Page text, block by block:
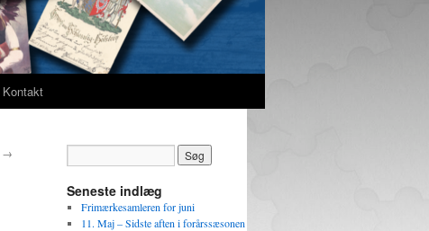
Kontakt
→
Seneste indlæg
Frimærkesamleren for juni
11. Maj – Sidste aften i forårssæsonen